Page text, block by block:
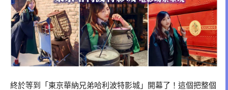
終於等到「東京華納兄弟哈利波特影城」開幕了！這個把整個